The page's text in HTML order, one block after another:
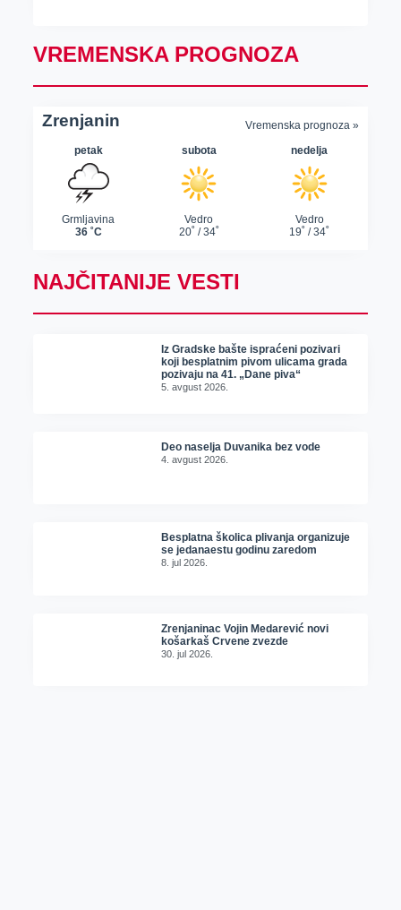
VREMENSKA PROGNOZA
NAJČITANIJE VESTI
Iz Gradske bašte ispraćeni pozivari
koji besplatnim pivom ulicama grada
pozivaju na 41. „Dane piva“
5. avgust 2026.
Deo naselja Duvanika bez vode
4. avgust 2026.
Besplatna školica plivanja organizuje
se jedanaestu godinu zaredom
8. jul 2026.
Zrenjaninac Vojin Medarević novi
košarkaš Crvene zvezde
30. jul 2026.